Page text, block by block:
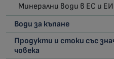
Минерални води в ЕС и
Води за къпане
Продукти и стоки със
човека